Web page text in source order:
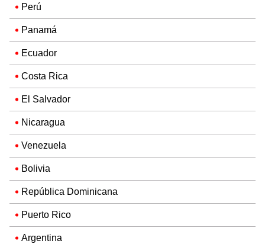
Perú
Panamá
Ecuador
Costa Rica
El Salvador
Nicaragua
Venezuela
Bolivia
República Dominicana
Puerto Rico
Argentina